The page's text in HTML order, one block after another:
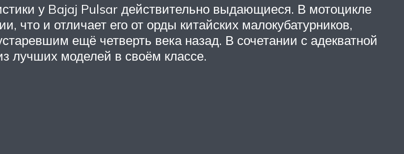
у Bajaj Pulsar действительно выдающиеся. В мотоцикле
что и отличает его от орды китайских малокубатурников,
ещё четверть века назад. В сочетании с адекватной
лучших моделей в своём классе.